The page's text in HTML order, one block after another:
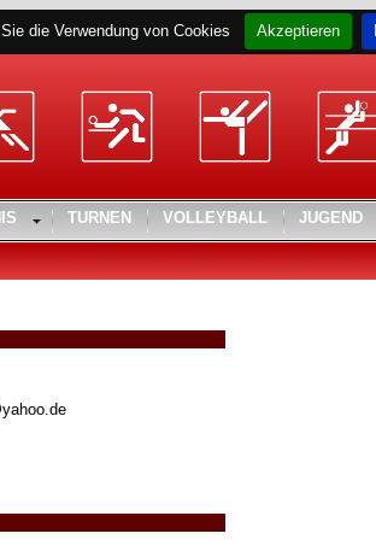
die Verwendung von Cookies Akzeptieren
TURNEN VOLLEYBALL JUGEND